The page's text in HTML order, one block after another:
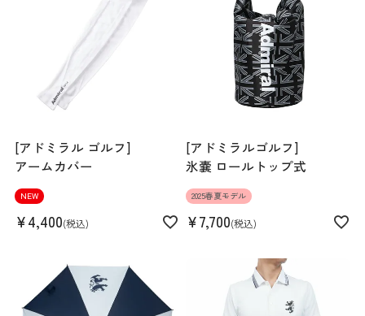
Hem width 47cm
Length 60cm
158cm 51kgRecommended
[アドミラル ゴルフ]
アームカバー
NEW
¥4,400 税込
[アドミラルゴルフ]
氷嚢 ロールトップ式
2025春夏モデル
¥7,700 税込